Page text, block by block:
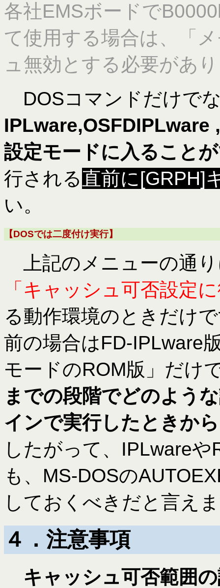
各社EMSボードで
て使用する場合は、「
ュ無効とする必要があ
DOSコマンドだけで
IPLware,OSFDIPLware
設定モードに入ること
行される直前に[GRPH]
い。
【DOSでは二度付け実行】
上記のメニューの通
「キャッシュ可否設定
る動作環境のときだけ
前の場合はFD-IPLware
モードのROM版」だけ
までの段階でどのよう
インで実行したときか
したがって、IPLware
も、MS-DOSの
しておくべきだと言え
４．注意事項
キャッシュ可否範囲